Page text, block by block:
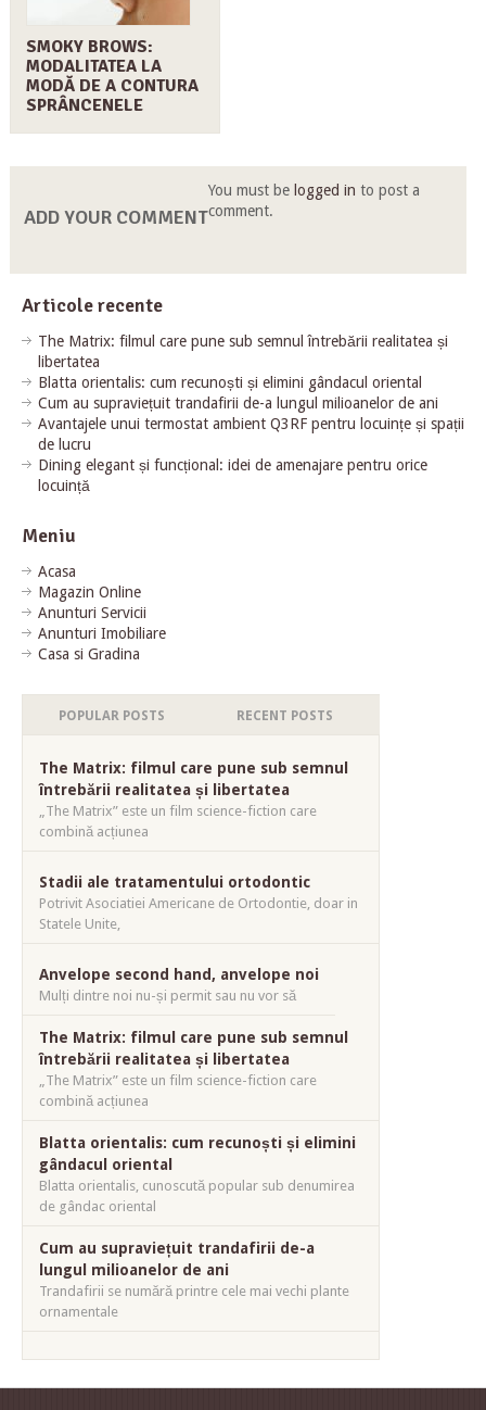
SMOKY BROWS:
MODALITATEA LA
MODĂ DE A CONTURA
SPRÂNCENELE
ADD YOUR COMMENT
You must be logged in to post a
comment.
Articole recente
The Matrix: filmul care pune sub semnul întrebării realitatea și
libertatea
Blatta orientalis: cum recunoști și elimini gândacul oriental
Cum au supraviețuit trandafirii de-a lungul milioanelor de ani
Avantajele unui termostat ambient Q3RF pentru locuințe și spații
de lucru
Dining elegant și funcțional: idei de amenajare pentru orice
locuință
Meniu
Acasa
Magazin Online
Anunturi Servicii
Anunturi Imobiliare
Casa si Gradina
POPULAR POSTS RECENT POSTS
The Matrix: filmul care pune sub semnul
întrebării realitatea și libertatea
„The Matrix” este un film science-fiction care
combină acțiunea
Stadii ale tratamentului ortodontic
Potrivit Asociatiei Americane de Ortodontie, doar in
Statele Unite,
Anvelope second hand, anvelope noi
Mulți dintre noi nu-și permit sau nu vor să
The Matrix: filmul care pune sub semnul
întrebării realitatea și libertatea
„The Matrix” este un film science-fiction care
combină acțiunea
Blatta orientalis: cum recunoști și elimini
gândacul oriental
Blatta orientalis, cunoscută popular sub denumirea
de gândac oriental
Cum au supraviețuit trandafirii de-a
lungul milioanelor de ani
Trandafirii se numără printre cele mai vechi plante
ornamentale